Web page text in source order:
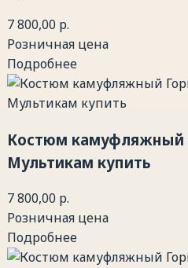
7 800,00 р.
Розничная цена
Подробнее
Костюм камуфляжный
Мультикам купить
7 800,00 р.
Розничная цена
Подробнее